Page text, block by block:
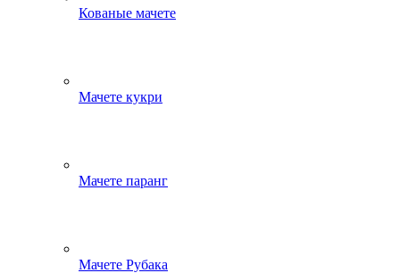
Кованые мачете
Мачете кукри
Мачете паранг
Мачете Рубака